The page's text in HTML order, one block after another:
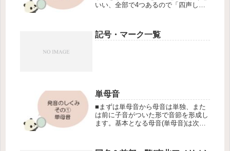
いい、全部で4つあるので「四声しせ
調記号です。音節が同じでも、声調が
変われば意味も変わります。
記号・マーク一覧
単母音
■まずは単母音から母音は単独、また
は前に子音がついた形で音節を形成し
ます。基本となる母音(単母音)は次の6